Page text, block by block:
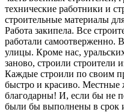
технические работники и
строительные материалы
Работа закипела. Все
работали самоотверженно.
улицы. Кроме нас,
заново, строили строители
Каждые строили по своим
быстро и красиво. Местные
благодарны! И, если бы не
были бы выполнены в срок